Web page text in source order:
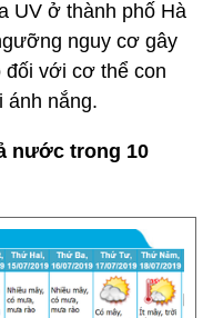
UV ở thành phố Hà
nguy cơ gây
đối với cơ thể con
ánh nắng.
nước trong 10